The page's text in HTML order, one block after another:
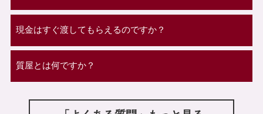
現金はすぐ渡してもらえるのですか？
質屋とは何ですか？